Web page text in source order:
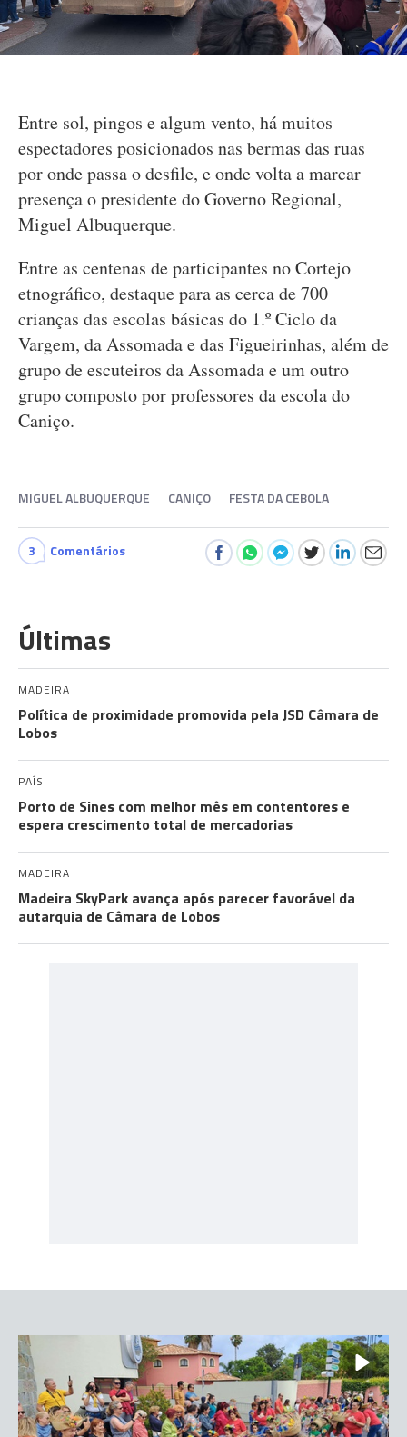
Entre sol, pingos e algum vento, há muitos
espectadores posicionados nas bermas das ruas
por onde passa o desfile, e onde volta a marcar
presença o presidente do Governo Regional,
Miguel Albuquerque.
Entre as centenas de participantes no Cortejo
etnográfico, destaque para as cerca de 700
crianças das escolas básicas do 1.º Ciclo da
Vargem, da Assomada e das Figueirinhas, além de
grupo de escuteiros da Assomada e um outro
grupo composto por professores da escola do
Caniço.
MIGUEL ALBUQUERQUE CANIÇO FESTA DA CEBOLA
3 Comentários
Últimas
MADEIRA
Política de proximidade promovida pela JSD Câmara de
Lobos
PAÍS
Porto de Sines com melhor mês em contentores e
espera crescimento total de mercadorias
MADEIRA
Madeira SkyPark avança após parecer favorável da
autarquia de Câmara de Lobos